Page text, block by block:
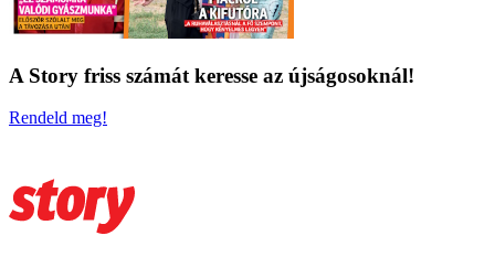
A Story friss számát keresse az újságosoknál!
Rendeld meg!